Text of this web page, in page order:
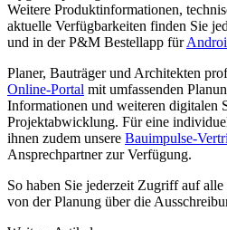
Weitere Produktinformationen,
aktuelle Verfügbarkeiten finden Sie
und in der P&M Bestellapp für
Planer, Bauträger und Architekten
Online-Portal mit umfassenden
Informationen und weiteren digitalen
Projektabwicklung. Für eine
ihnen zudem unsere Bauimpulse-
Ansprechpartner zur Verfügung.
So haben Sie jederzeit Zugriff auf
von der Planung über die